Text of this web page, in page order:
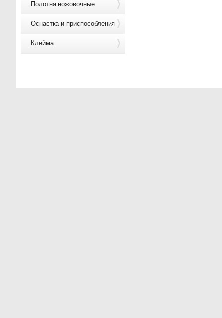
Полотна ножовочные
Оснастка и приспособления
Клейма